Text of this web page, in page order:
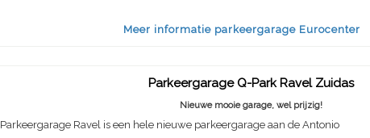
Meer informatie parkeergarage Eurocenter
Parkeergarage Q-Park Ravel Zuidas
Nieuwe mooie garage, wel prijzig!
Parkeergarage Ravel is een hele nieuwe parkeergarage aan de Antonio